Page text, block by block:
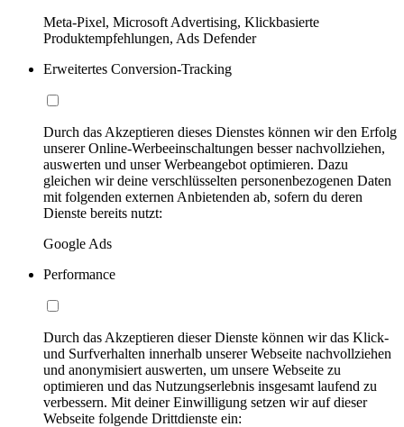
Meta-Pixel, Microsoft Advertising, Klickbasierte
Produktempfehlungen, Ads Defender
Erweitertes Conversion-Tracking
Durch das Akzeptieren dieses Dienstes können wir den Erfolg
unserer Online-Werbeeinschaltungen besser nachvollziehen,
auswerten und unser Werbeangebot optimieren. Dazu
gleichen wir deine verschlüsselten personenbezogenen Daten
mit folgenden externen Anbietenden ab, sofern du deren
Dienste bereits nutzt:
Google Ads
Performance
Durch das Akzeptieren dieser Dienste können wir das Klick-
und Surfverhalten innerhalb unserer Webseite nachvollziehen
und anonymisiert auswerten, um unsere Webseite zu
optimieren und das Nutzungserlebnis insgesamt laufend zu
verbessern. Mit deiner Einwilligung setzen wir auf dieser
Webseite folgende Drittdienste ein: